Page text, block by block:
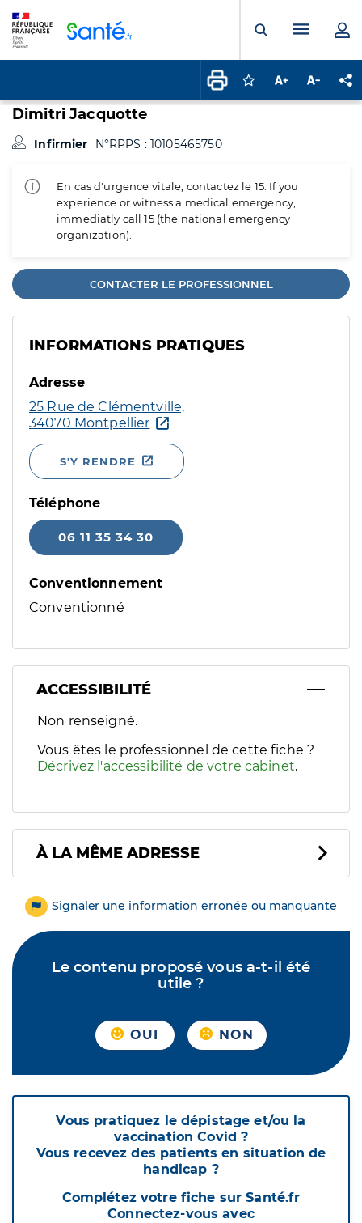
Ouvrir laMenu
Connectez-vous
Augmenter la
Dimitri Jacquotte
Infirmier N°RPPS : 10105465750
En cas d'urgence vitale, contactez le 15. If you
experience or witness a medical emergency,
immediatly call 15 (the national emergency
organization).
CONTACTER LE PROFESSIONNEL
INFORMATIONS PRATIQUES
Adresse
25 Rue de Clémentville,
34070 Montpellier
S'Y RENDRE
Téléphone
06 11 35 34 30
Conventionnement
Conventionné
ACCESSIBILITÉ
Filtres
Sélectionnez un ou plusieurs handicaps/besoins
Non renseigné.
Vous êtes le professionnel de cette fiche ?
Décrivez l'accessibilité de votre cabinet.
À LA MÊME ADRESSE
Signaler une information erronée ou manquante
Le contenu proposé vous a-t-il été
utile ?
OUI NON
Vous pratiquez le dépistage et/ou la
vaccination Covid ?
Vous recevez des patients en situation de
handicap ?
Complétez votre fiche sur Santé.fr
Connectez-vous avec